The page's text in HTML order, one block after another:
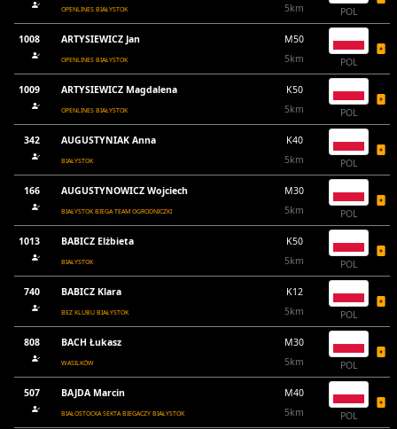
OPENLINES BIAŁYSTOK
5km
POL
1008 ARTYSIEWICZ Jan
OPENLINES BIAŁYSTOK
M50
5km
POL
1009 ARTYSIEWICZ Magdalena
OPENLINES BIAŁYSTOK
K50
5km
POL
342 AUGUSTYNIAK Anna
BIAŁYSTOK
K40
5km
POL
166 AUGUSTYNOWICZ Wojciech
BIAŁYSTOK BIEGA TEAM OGRODNICZKI
M30
5km
POL
1013 BABICZ Elżbieta
BIAŁYSTOK
K50
5km
POL
740 BABICZ Klara
BEZ KLUBU BIAŁYSTOK
K12
5km
POL
808 BACH Łukasz
WASILKÓW
M30
5km
POL
507 BAJDA Marcin
BIAŁOSTOCKA SEKTA BIEGACZY BIAŁYSTOK
M40
5km
POL